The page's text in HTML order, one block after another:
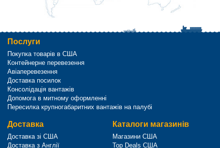
Послуги
Покупка товарів в США
Контейнерне перевезення
Авіаперевезення
Доставка посилок
Консолідація вантажів
Допомога в митному оформленні
Пересилка крупногабаритних вантажів на палубі
Доставка
Доставка зі США
Доставка з Англії
Каталоги магазинів
Магазини США
Top Deals США